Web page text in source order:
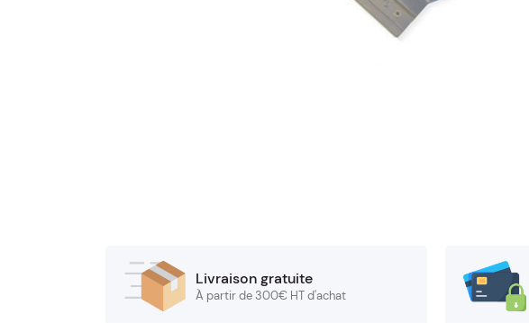
Livraison gratuite
À partir de 300€ HT d'achat